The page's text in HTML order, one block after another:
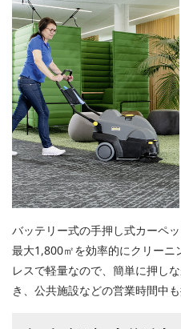
バッテリー式の手押し式カーペ
最大1,800㎡を効率的にクリーニ
レスで軽量なので、簡単に押し
き、公共施設などの営業時間中